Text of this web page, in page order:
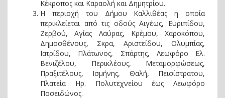
Κέκροπος και Καραολή και Δημητρίου.
Η περιοχή του Δήμου Καλλιθέας η οποία
περικλείεται από τις οδούς Αιγέως, Ευριπίδου,
Ζερβού, Αγίας Λαύρας, Κρέμου, Χαροκόπου,
Δημοσθένους, Σκρα, Αριστείδου, Ολυμπίας,
Ιατρίδου, Πλάτωνος, Σπάρτης, Λεωφόρο Ελ.
Βενιζέλου, Περικλέους, Μεταμορφώσεως,
Πραξιτέλους, Ισμήνης, Θαλή, Πεισίστρατου,
Πλατεία Ηρ. Πολυτεχνείου έως Λεωφόρο
Ποσειδώνος.